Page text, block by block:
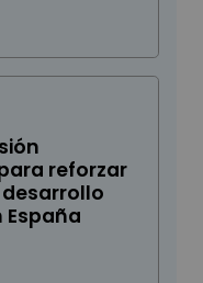
reforzar